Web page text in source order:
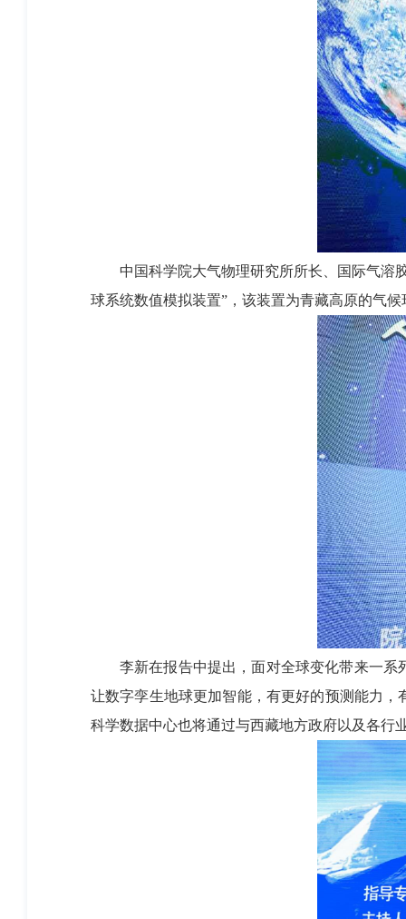
中国科学院大气物理研究所所长、国际气溶
球系统数值模拟装置”，该装置为青藏高原的气
李新在报告中提出，面对全球变化带来一
让数字孪生地球更加智能，有更好的预测能力
科学数据中心也将通过与西藏地方政府以及各行